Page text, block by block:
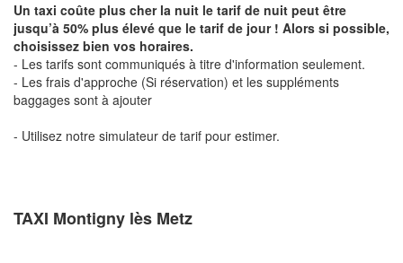
Un taxi coûte plus cher la nuit le tarif de nuit peut être
jusqu’à 50% plus élevé que le tarif de jour ! Alors si possible,
choisissez bien vos horaires.
- Les tarifs sont communiqués à titre d'information seulement.
- Les frais d'approche (Si réservation) et les suppléments
baggages sont à ajouter
- Utilisez notre simulateur de tarif pour estimer.
TAXI Montigny lès Metz